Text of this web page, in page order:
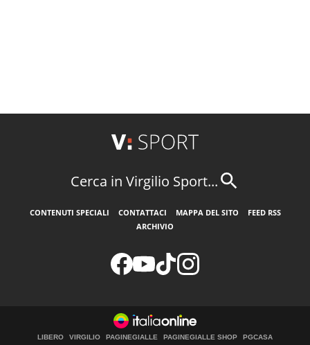
Cerca in Virgilio Sport...
CONTENUTI SPECIALI CONTATTACI MAPPA DEL SITO
FEED RSS
ARCHIVIO
LIBERO VIRGILIO PAGINEGIALLE PAGINEGIALLE SHOP PGCASA